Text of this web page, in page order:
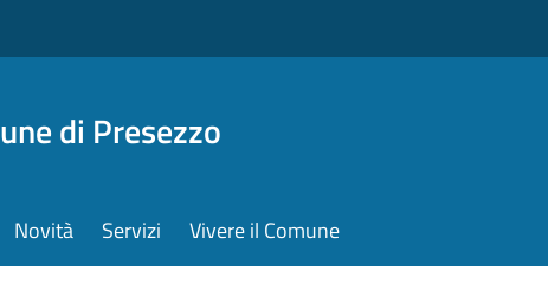
di Presezzo
Novità Servizi Vivere il Comune